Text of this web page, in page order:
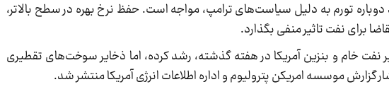
دوباره تورم به دلیل سیاست‌های ترامپ، مواجه است. حفظ نرخ بهره در سطح بالاتر،
برای نفت تاثیر منفی بگذارد.
نفت خام و بنزین آمریکا در هفته گذشته، رشد کرده، اما ذخایر سوخت‌های تقطیری
موسسه امریکن پترولیوم و اداره اطلاعات انرژی آمریکا منتشر شد.